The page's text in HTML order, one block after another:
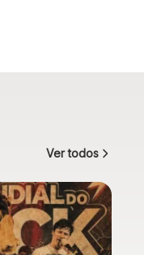
Ver todos